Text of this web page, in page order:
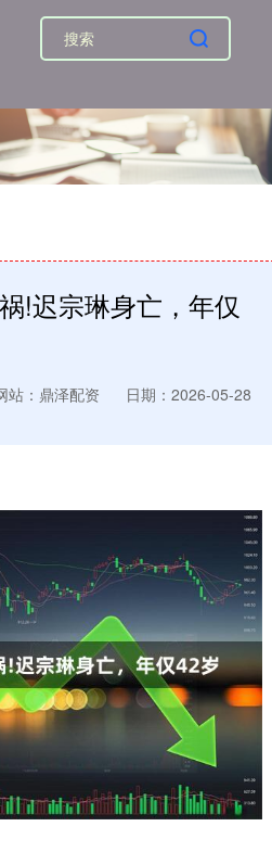
!迟宗琳身亡，年仅
站：鼎泽配资
日期：2026-05-28